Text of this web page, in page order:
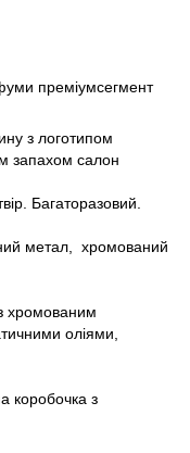
преміумсегмент
з логотипом
запахом салон
Багаторазовий.
метал, хромований
хромованим
оліями,
коробочка з